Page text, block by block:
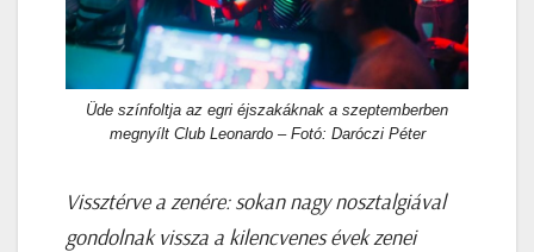
Üde színfoltja az egri éjszakáknak a szeptemberben
megnyílt Club Leonardo – Fotó: Daróczi Péter
Vissztérve a zenére: sokan nagy nosztalgiával
gondolnak vissza a kilencvenes évek zenei